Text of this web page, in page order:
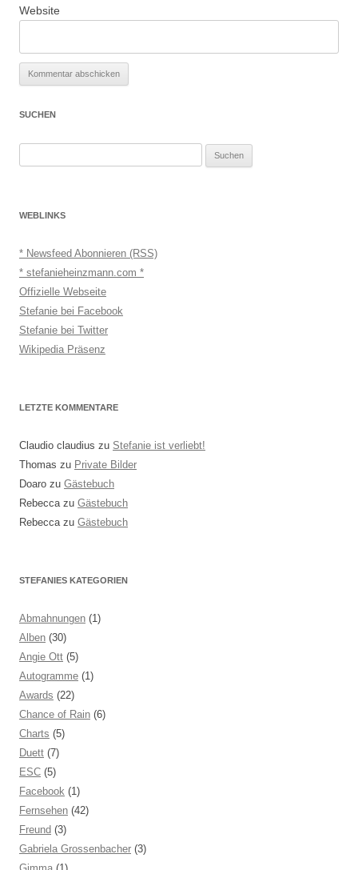
Website
SUCHEN
WEBLINKS
* Newsfeed Abonnieren (RSS)
* stefanieheinzmann.com *
Offizielle Webseite
Stefanie bei Facebook
Stefanie bei Twitter
Wikipedia Präsenz
LETZTE KOMMENTARE
Claudio claudius zu Stefanie ist verliebt!
Thomas zu Private Bilder
Doaro zu Gästebuch
Rebeccazu Gästebuch
Rebeccazu Gästebuch
STEFANIES KATEGORIEN
Abmahnungen (1)
Alben (30)
Angie Ott (5)
Autogramme (1)
Awards (22)
Chance of Rain (6)
Charts (5)
Duett (7)
ESC (5)
Facebook (1)
Fernsehen (42)
Freund (3)
Gabriela Grossenbacher (3)